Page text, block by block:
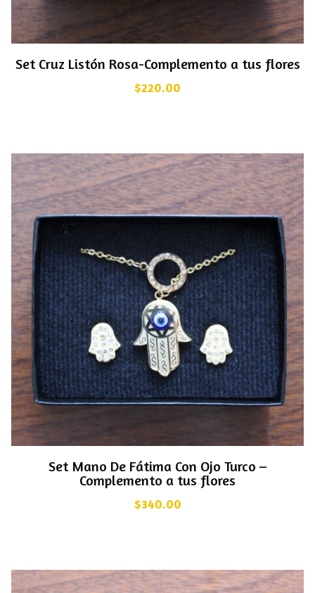
Set Cruz Listón Rosa-Complemento a tus flores
$220.00
Set Mano De Fátima Con Ojo Turco –
Complemento a tus flores
$340.00